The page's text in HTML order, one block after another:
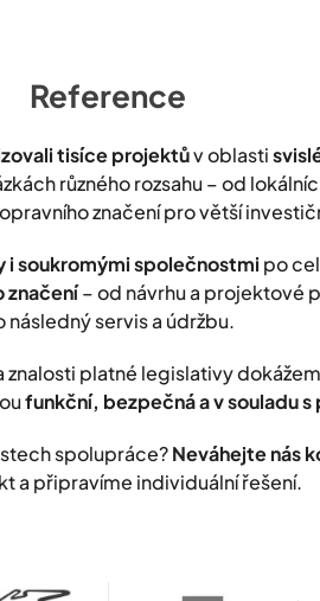
Reference
tisíce projektův oblasti
různého rozsahu – od
značení pro větší
soukromými společnostmi po
značení– od návrhu a projektové
následný servis a údržbu.
znalosti platné legislativy
funkční, bezpečná a v souladu
spolupráce?Neváhejte nás
a připravíme individuální řešení.